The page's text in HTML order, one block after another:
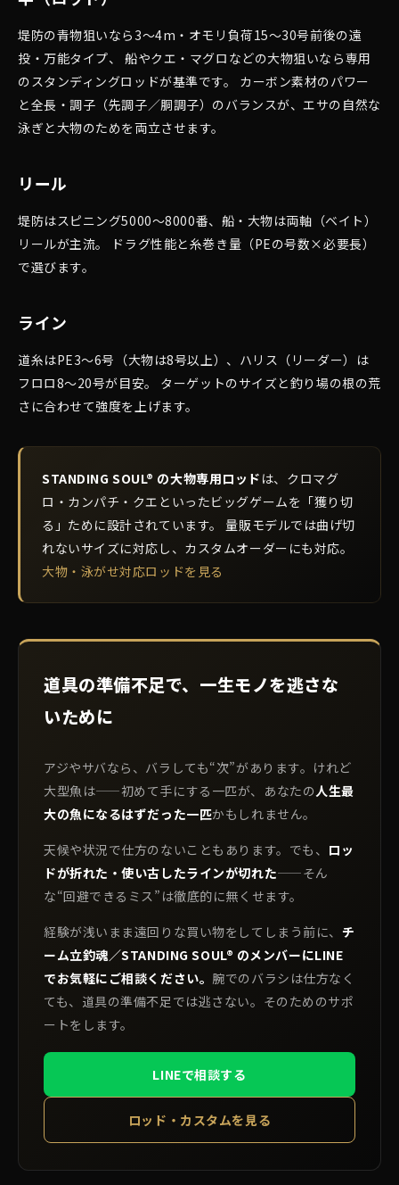
堤防の青物狙いなら3〜4m・オモリ負荷15〜30号前後の遠
投・万能タイプ、 船やクエ・マグロなどの大物狙いなら専用
のスタンディングロッドが基準です。 カーボン素材のパワー
と全長・調子（先調子／胴調子）のバランスが、エサの自然な
泳ぎと大物のためを両立させます。
リール
堤防はスピニング5000〜8000番、船・大物は両軸（ベイト）
リールが主流。 ドラグ性能と糸巻き量（PEの号数×必要長）
で選びます。
ライン
道糸はPE3〜6号（大物は8号以上）、ハリス（リーダー）は
フロロ8〜20号が目安。 ターゲットのサイズと釣り場の根の荒
さに合わせて強度を上げます。
STANDING SOUL® の大物専用ロッド は、クロマグ
ロ・カンパチ・クエといったビッグゲームを「獲り切
る」ために設計されています。 量販モデルでは曲げ切
れないサイズに対応し、カスタムオーダーにも対応。
大物・泳がせ対応ロッドを見る
道具の準備不足で、一生モノを逃さな
いために
アジやサバなら、バラしても“次”があります。けれど
大型魚は——初めて手にする一匹が、あなたの人生最
大の魚になるはずだった一匹かもしれません。
天候や状況で仕方のないこともあります。でも、 ロッ
ドが折れた・使い古したラインが切れた——そん
な“回避できるミス”は徹底的に無くせます。
経験が浅いまま遠回りな買い物をしてしまう前に、 チ
ーム立釣魂／STANDING SOUL® のメンバーにLINE
でお気軽にご相談ください。 腕でのバラシは仕方なく
ても、道具の準備不足では逃さない。そのためのサポ
ートをします。
LINEで相談する
ロッド・カスタムを見る